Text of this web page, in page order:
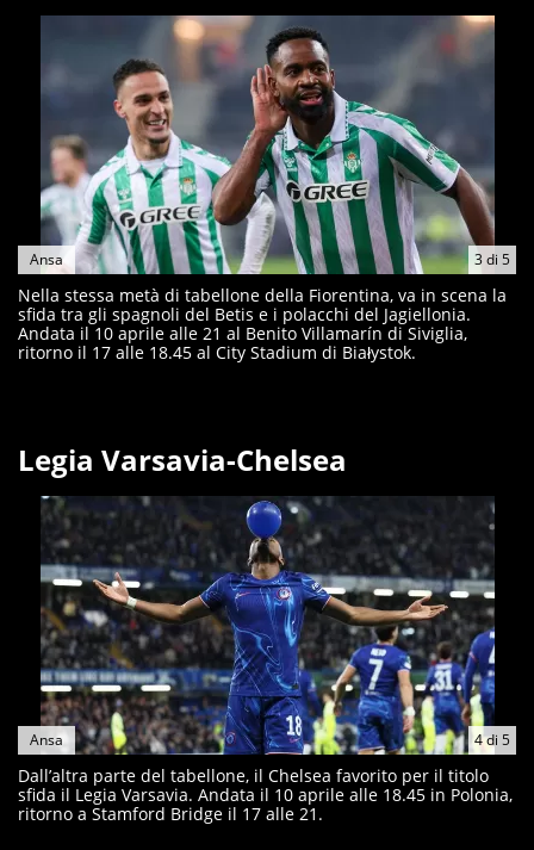
3di 5
Ansa
Nella stessa metà di tabellone della Fiorentina, va in scena la
sfida tra gli spagnoli del Betis e i polacchi del Jagiellonia.
Andata il 10 aprile alle 21 al Benito Villamarín di Siviglia,
ritorno il 17 alle 18.45 al City Stadium di Białystok.
Legia Varsavia-Chelsea
4di 5
Ansa
Dall’altra parte del tabellone, il Chelsea favorito per il titolo
sfida il Legia Varsavia. Andata il 10 aprile alle 18.45 in Polonia,
ritorno a Stamford Bridge il 17 alle 21.